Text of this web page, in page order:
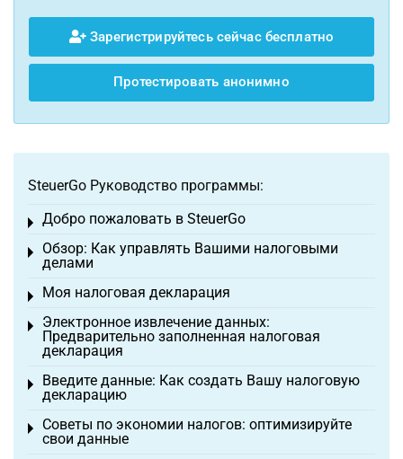
Зарегистрируйтесь сейчас бесплатно
Протестировать анонимно
SteuerGo Руководство программы:
Добро пожаловать в SteuerGo
Toggle menu
Обзор: Как управлять Вашими налоговыми
делами
Toggle menu
Моя налоговая декларация
Toggle menu
Электронное извлечение данных:
Предварительно заполненная налоговая
декларация
Toggle menu
Введите данные: Как создать Вашу налоговую
декларацию
Toggle menu
Советы по экономии налогов: оптимизируйте
свои данные
Toggle menu